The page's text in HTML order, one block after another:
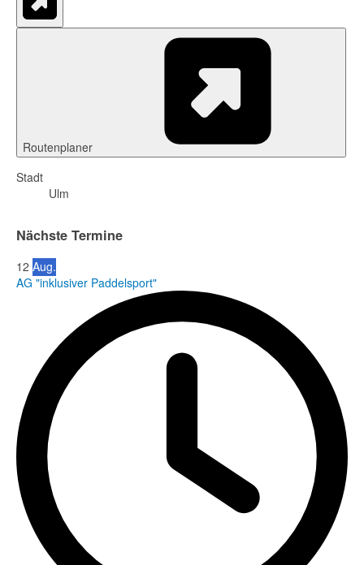
Routenplaner
Stadt
Ulm
Nächste Termine
12 Aug.
AG "inklusiver Paddelsport"